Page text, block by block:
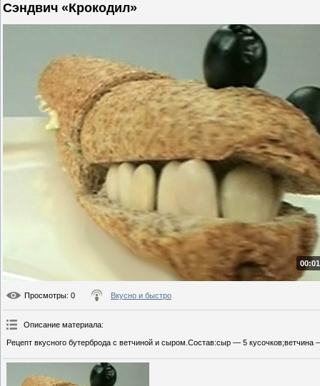
Сэндвич «Крокодил»
Просмотры: 0 Вкусно и быстро
Описание материала:
Рецепт вкусного бутерброда с ветчиной и сыром.Состав:сыр — 5 кусочков;ветчина